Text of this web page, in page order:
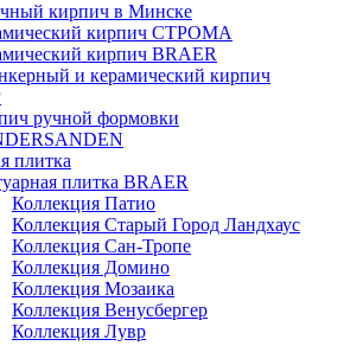
кирпич в Минске
кирпич СТРОМА
кирпич BRAER
и керамический кирпич
ручной формовки
плитка
плитка BRAER
Коллекция Патио
Коллекция Старый Город Ландхаус
Коллекция Сан-Тропе
Коллекция Домино
Коллекция Мозаика
Коллекция Венусбергер
Коллекция Лувр